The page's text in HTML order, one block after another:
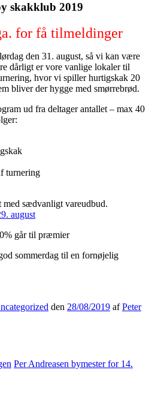
skakklub 2019
for få tilmeldinger
den 31. august, så vi kan være
dårligt er vore vanlige lokaler til
hvor vi spiller hurtigskak 20
bliver der hygge med smørrebrød.
ud fra deltager antallet – max 40
turnering
sædvanligt vareudbud.
august
går til præmier
sommerdag til en fornøjelig
den 28/08/2019 afPeter
Per Andreasen bymester for 14.